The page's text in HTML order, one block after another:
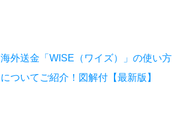
海外送金「WISE（ワイズ）」の使い方
についてご紹介！図解付【最新版】